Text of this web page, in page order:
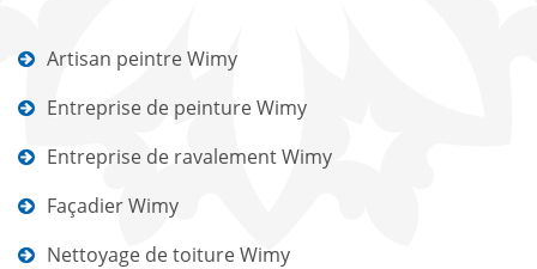
Artisan peintre Wimy
Entreprise de peinture Wimy
Entreprise de ravalement Wimy
Façadier Wimy
Nettoyage de toiture Wimy